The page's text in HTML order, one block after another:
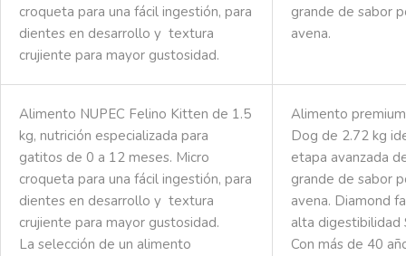
croqueta para una fácil ingestión, para
dientes en desarrollo y textura
crujiente para mayor gustosidad.
grande de sabor
avena.
Alimento NUPEC Felino Kitten de 1.5
kg, nutrición especializada para
gatitos de 0 a 12 meses. Micro
croqueta para una fácil ingestión, para
dientes en desarrollo y textura
crujiente para mayor gustosidad.
La selección de un alimento
Alimento
Dog de 2.72 kg
etapa avanzada
grande de sabor
avena. Diamond
alta digestibilidad
Con más de 40